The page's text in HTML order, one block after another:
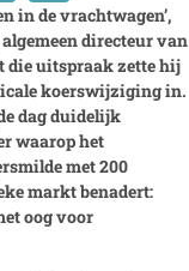
in de vrachtwagen’,
directeur van
die uitspraak zette hij
koerswijziging in.
dag duidelijk
waarop het
met 200
markt benadert:
oog voor